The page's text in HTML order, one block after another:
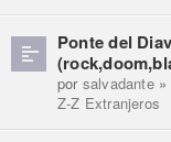
Ponte del
por salvadante»
Z-Z Extranjeros